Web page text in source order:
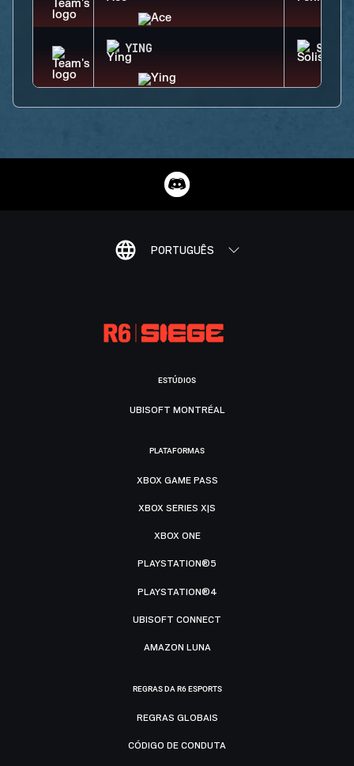
YING SOLIS
PORTUGUÊS
ESTÚDIOS
UBISOFT MONTRÉAL
PLATAFORMAS
XBOX GAME PASS
XBOX SERIES X|S
XBOX ONE
PLAYSTATION®5
PLAYSTATION®4
UBISOFT CONNECT
AMAZON LUNA
REGRAS DA R6 ESPORTS
REGRAS GLOBAIS
CÓDIGO DE CONDUTA